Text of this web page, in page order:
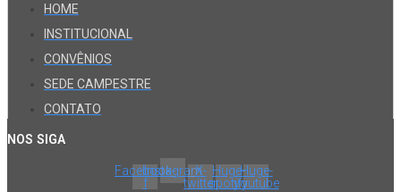
HOME
INSTITUCIONAL
CONVÊNIOS
SEDE CAMPESTRE
CONTATO
NOS SIGA
Facebook-
f
InstagramX-
twitter
Huge-
spotify
Huge-
youtube